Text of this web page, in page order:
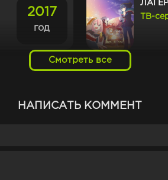
2017
год
ТВ-
Смотреть все
НАПИСАТЬ КОММЕНТ